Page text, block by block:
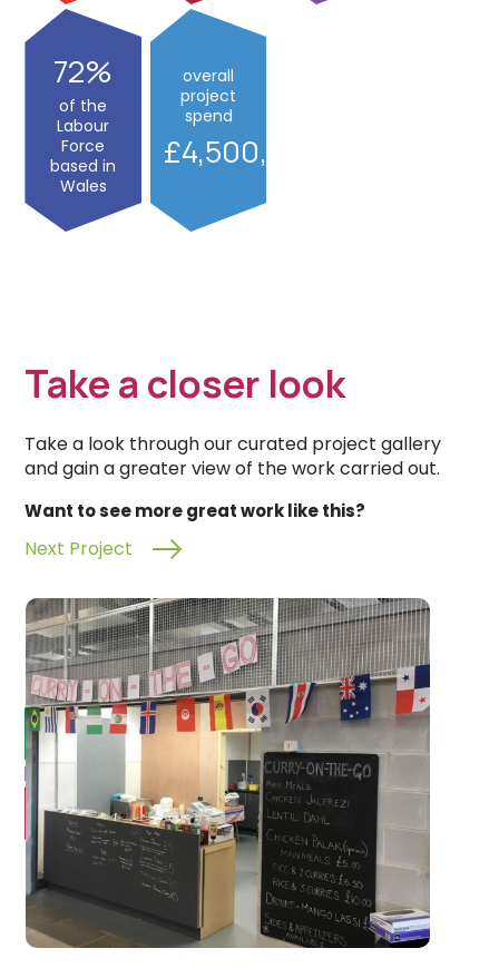
72
of the
Labour
Force
based in
Wales
4,500,000
overall
project
spend
Take a closer look
Take a look through our curated project gallery
and gain a greater view of the work carried out.
Want to see more great work like this?
Next Project